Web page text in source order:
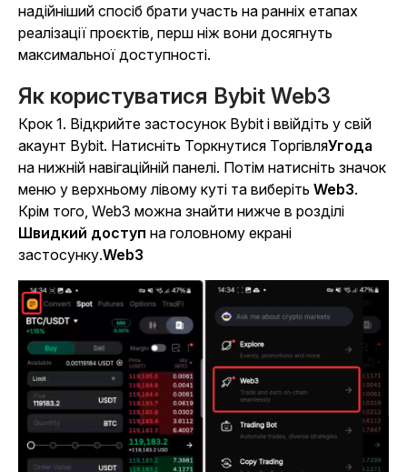
надійніший спосіб брати участь на ранніх етапах
реалізації проєктів, перш ніж вони досягнуть
максимальної доступності.
Як користуватися Bybit Web3
Крок 1. Відкрийте застосунок Bybit і ввійдіть у свій
акаунт Bybit. Натисніть Торкнутися ТоргівляУгода
на нижній навігаційній панелі. Потім натисніть значок
меню у верхньому лівому куті та виберіть Web3.
Крім того, Web3 можна знайти нижче в розділі
Швидкий доступ на головному екрані
застосунку.Web3